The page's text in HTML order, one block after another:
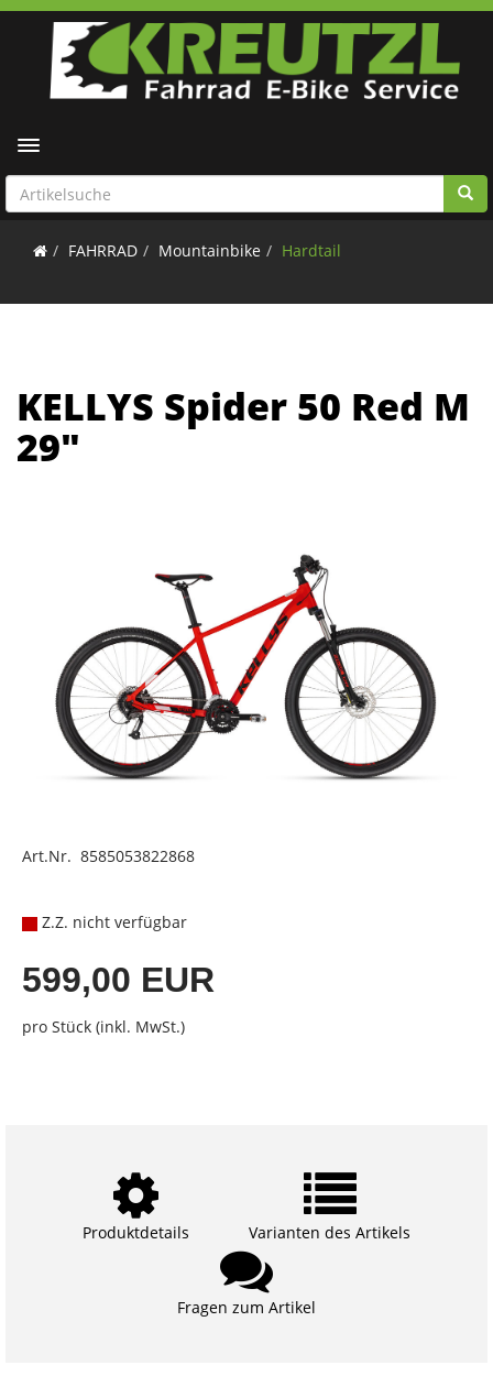
Toggle navigation
FAHRRAD Mountainbike Hardtail
KELLYS Spider 50 Red M
29"
Art.Nr. 8585053822868
Z.Z. nicht verfügbar
599,00 EUR
pro Stück (inkl. MwSt.)
Produktdetails Varianten des Artikels
Fragen zum Artikel